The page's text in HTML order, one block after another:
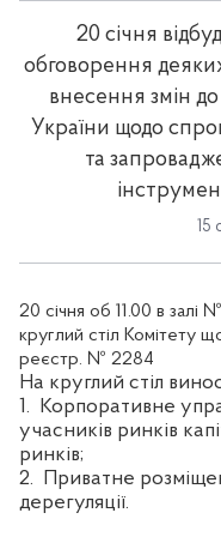
20 січня
обговорення
внесення змін
України щодо
та
15
20 січня об 11.00 в залі
круглий стіл Комітету
реєстр. № 2284
На круглий стіл
1. Корпоративне
учасників ринків
ринків;
2. Приватне
дерегуляції.